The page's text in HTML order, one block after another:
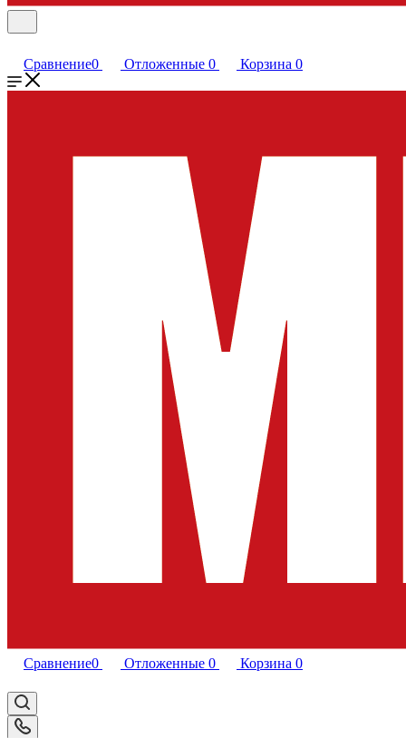
Сравнение0 Отложенные 0 Корзина 0
Сравнение0 Отложенные 0 Корзина 0